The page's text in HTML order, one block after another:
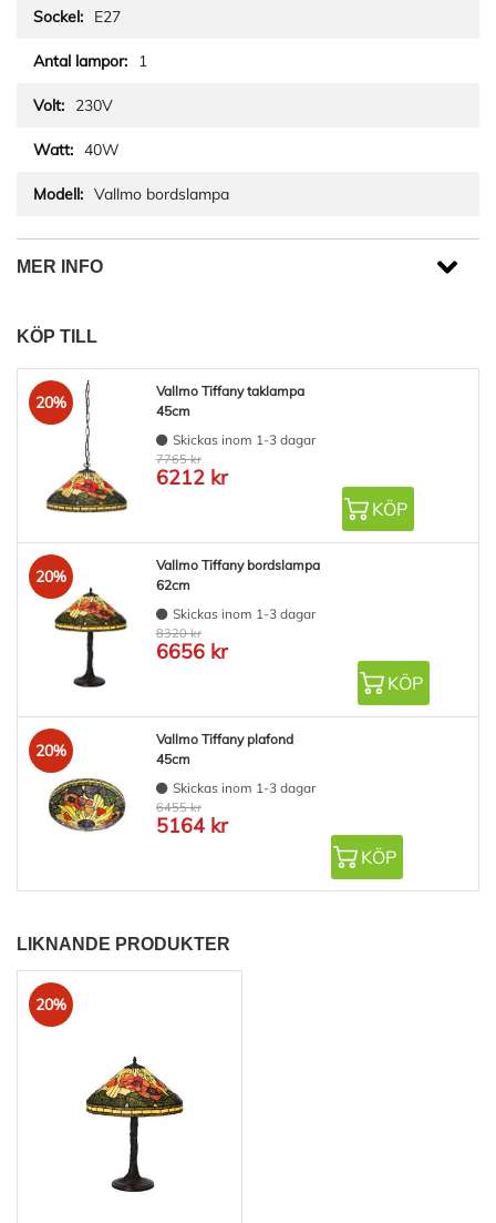
E27
1
230V
40W
Vallmo bordslampa
MER INFO
KÖP TILL
20%
Vallmo Tiffany taklampa
45cm
Skickas inom 1-3 dagar
7765 kr
6212 kr
KÖP
20%
Vallmo Tiffany bordslampa
62cm
Skickas inom 1-3 dagar
8320 kr
6656 kr
KÖP
20%
Vallmo Tiffany plafond
45cm
Skickas inom 1-3 dagar
6455 kr
5164 kr
KÖP
LIKNANDE PRODUKTER
20%